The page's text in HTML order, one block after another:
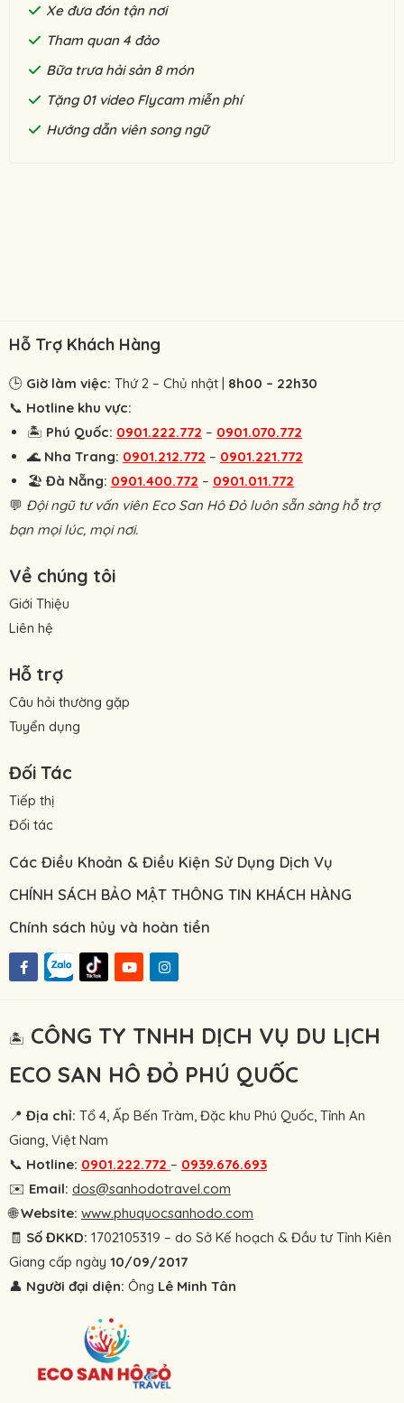
Xe đưa đón tận nơi
Tham quan 4 đảo
Bữa trưa hải sản 8 món
Tặng 01 video Flycam miễn phí
Hướng dẫn viên song ngữ
Hỗ Trợ Khách Hàng
🕒 Giờ làm việc: Thứ 2 – Chủ nhật | 8h00 – 22h30
📞 Hotline khu vực:
🏝 Phú Quốc: 0901.222.772 – 0901.070.772
🌊 Nha Trang: 0901.212.772 – 0901.221.772
🏖 Đà Nẵng: 0901.400.772 – 0901.011.772
💬 Đội ngũ tư vấn viên Eco San Hô Đỏ luôn sẵn sàng hỗ trợ
bạn mọi lúc, mọi nơi.
Về chúng tôi
Giới Thiệu
Liên hệ
Hỗ trợ
Câu hỏi thường gặp
Tuyển dụng
Đối Tác
Tiếp thị
Đối tác
Các Điều Khoản & Điều Kiện Sử Dụng Dịch Vụ
CHÍNH SÁCH BẢO MẬT THÔNG TIN KHÁCH HÀNG
Chính sách hủy và hoàn tiền
🏝 CÔNG TY TNHH DỊCH VỤ DU LỊCH
ECO SAN HÔ ĐỎ PHÚ QUỐC
📍 Địa chỉ: Tổ 4, Ấp Bến Tràm, Đặc khu Phú Quốc, Tỉnh An
Giang, Việt Nam
📞 Hotline: 0901.222.772 – 0939.676.693
✉️ Email: dos@sanhodotravel.com
🌐Website: www.phuquocsanhodo.com
🧾 Số ĐKKD: 1702105319 – do Sở Kế hoạch & Đầu tư Tỉnh Kiên
Giang cấp ngày 10/09/2017
👤 Người đại diện: Ông Lê Minh Tân